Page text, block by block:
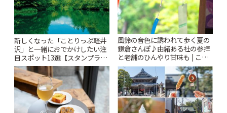
新しくなった「ことりっぷ軽井
沢」と一緒におでかけしたい注
目スポット13選【スタンプラリ
ー開催中】 | ことりっぷ
風鈴の音色に誘われて歩く夏の
鎌倉さんぽ♪由緒ある社の参拝
と老舗のひんやり甘味も | こと
りっぷ